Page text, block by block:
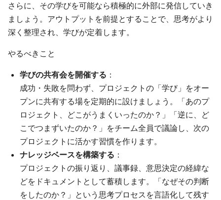
さらに、その学びを可能なら積極的に外部に発信していき
ましょう。アウトプットを前提とすることで、思考がより
深く整理され、学びが定着します。
やるべきこと
学びの共有会を開催する ：
成功・失敗を問わず、プロジェクトの「学び」をオー
プンに共有する場を定期的に設けましょう。「あのプ
ロジェクト、どこがうまくいったのか？」「逆に、ど
こでつまずいたのか？」をチーム全員で議論し、次の
プロジェクトに活かす習慣を作ります。
ナレッジベースを構築する ：
プロジェクトの振り返り、議事録、意思決定の経緯な
どをドキュメントとして蓄積します。「なぜその判断
をしたのか？」という思考プロセスを言語化して残す